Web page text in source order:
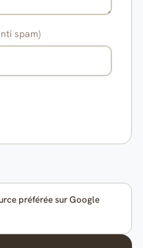
spam)
préférée sur Google